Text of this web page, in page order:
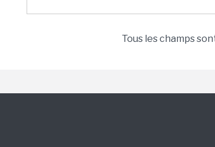
Tous les champs